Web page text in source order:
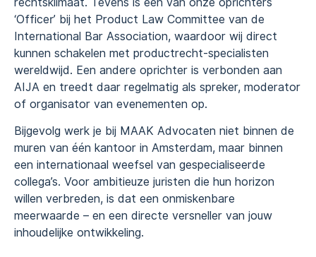
‘Officer’ bij het Product Law Committee van de
International Bar Association, waardoor wij direct
kunnen schakelen met productrecht-specialisten
wereldwijd. Een andere oprichter is verbonden aan
AIJA en treedt daar regelmatig als spreker, moderator
of organisator van evenementen op.
Bijgevolg werk je bij MAAK Advocaten niet binnen de
muren van één kantoor in Amsterdam, maar binnen
een internationaal weefsel van gespecialiseerde
collega’s. Voor ambitieuze juristen die hun horizon
willen verbreden, is dat een onmiskenbare
meerwaarde – en een directe versneller van jouw
inhoudelijke ontwikkeling.